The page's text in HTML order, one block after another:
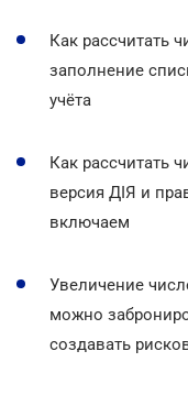
Как рассчитать
заполнение
учёта
Как рассчитать
версия ДІЯ и
включаем
Увеличение
можно
создавать